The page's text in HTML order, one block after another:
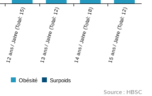
12 ans / Jahre (Total: 15) 13 ans / Jahre (Total: 12) 14 ans / Jahre (Total: 18) 15 ans / Jahre (Total: 12)
Obésité
Surpoids
Source : HBSC